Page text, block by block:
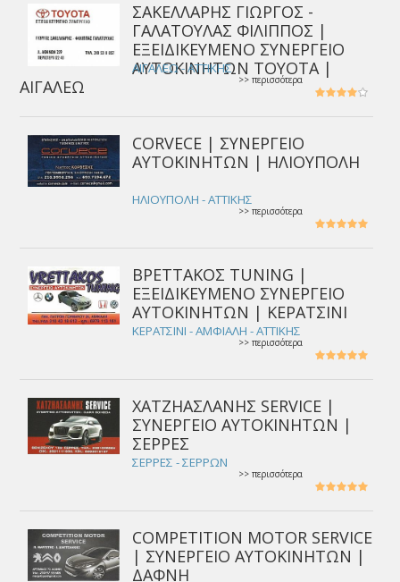
ΣΑΚΕΛΛΑΡΗΣ ΓΙΩΡΓΟΣ -
ΓΑΛΑΤΟΥΛΑΣ ΦΙΛΙΠΠΟΣ |
ΕΞΕΙΔΙΚΕΥΜΕΝΟ ΣΥΝΕΡΓΕΙΟ
ΑΥΤΟΚΙΝΗΤΩΝ TOYOTA |
ΑΙΓΑΛΕΩ
ΑΙΓΑΛΕΩ - ΑΤΤΙΚΗΣ
>> περισσότερα
CORVECE | ΣΥΝΕΡΓΕΙΟ
ΑΥΤΟΚΙΝΗΤΩΝ | ΗΛΙΟΥΠΟΛΗ
ΗΛΙΟΥΠΟΛΗ - ΑΤΤΙΚΗΣ
>> περισσότερα
ΒΡΕΤΤΑΚΟΣ TUNING |
ΕΞΕΙΔΙΚΕΥΜΕΝΟ ΣΥΝΕΡΓΕΙΟ
ΑΥΤΟΚΙΝΗΤΩΝ | ΚΕΡΑΤΣΙΝΙ
ΚΕΡΑΤΣΙΝΙ - ΑΜΦΙΑΛΗ - ΑΤΤΙΚΗΣ
>> περισσότερα
ΧΑΤΖΗΑΣΛΑΝΗΣ SERVICE |
ΣΥΝΕΡΓΕΙΟ ΑΥΤΟΚΙΝΗΤΩΝ |
ΣΕΡΡΕΣ
ΣΕΡΡΕΣ - ΣΕΡΡΩΝ
>> περισσότερα
COMPETITION MOTOR SERVICE
| ΣΥΝΕΡΓΕΙΟ ΑΥΤΟΚΙΝΗΤΩΝ |
ΔΑΦΝΗ